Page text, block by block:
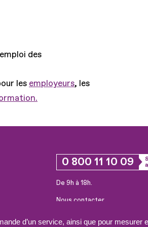
d’un service, ainsi que pour mesurer
des
les employeurs, les
0 800 11 10 09
De 9h à 18h.
Nous contacter